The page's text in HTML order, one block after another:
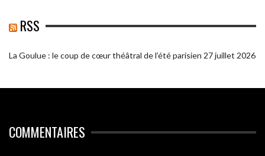
RSS
La Goulue : le coup de cœur théâtral de l’été parisien 27 juillet 2026
COMMENTAIRES